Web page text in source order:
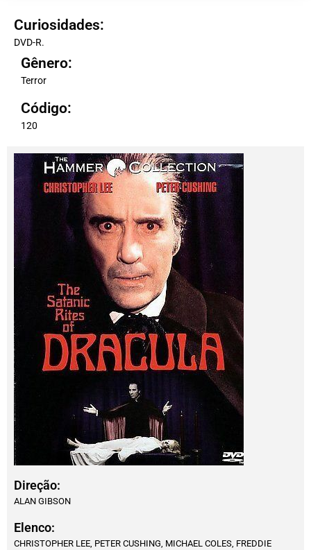
Curiosidades:
DVD-R.
Gênero:
Terror
Código:
120
Direção:
ALAN GIBSON
Elenco:
CHRISTOPHER LEE, PETER CUSHING, MICHAEL COLES, FREDDIE